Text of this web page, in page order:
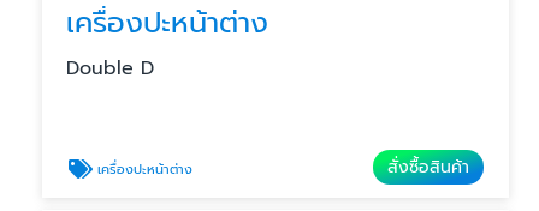
เครื่องปะหน้าต่าง
Double D
เครื่องปะหน้าต่าง สั่งซื้อสินค้า